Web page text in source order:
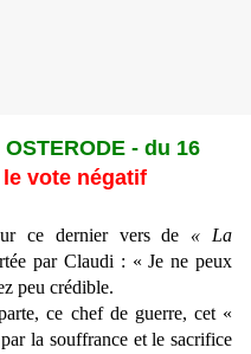
- du 16
vote négatif
ce dernier vers de « La
par Claudi : « Je ne peux
peu crédible.
ce chef de guerre, cet «
la souffrance et le sacrifice